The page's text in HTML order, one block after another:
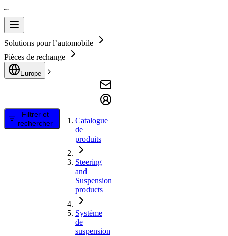
Solutions pour l’automobile
Pièces de rechange
Europe
Filtrer et
rechercher
Catalogue
de
produits
Steering
and
Suspension
products
Système
de
suspension